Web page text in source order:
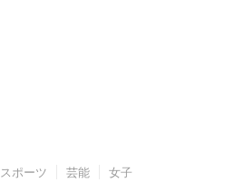
スポーツ 芸能 女子